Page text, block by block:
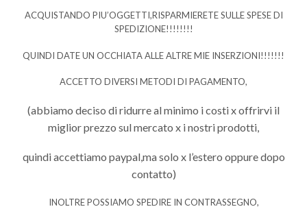
ACQUISTANDO PIU’OGGETTI,RISPARMIERETE SULLE SPESE DI
SPEDIZIONE!!!!!!!!
QUINDI DATE UN OCCHIATA ALLE ALTRE MIE INSERZIONI!!!!!!!
ACCETTO DIVERSI METODI DI PAGAMENTO,
(abbiamo deciso di ridurre al minimo i costi x offrirvi il
miglior prezzo sul mercato x i nostri prodotti,
quindi accettiamo paypal,ma solo x l’estero oppure dopo
contatto)
INOLTRE POSSIAMO SPEDIRE IN CONTRASSEGNO,